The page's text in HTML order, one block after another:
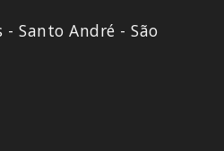
- Santo André - São